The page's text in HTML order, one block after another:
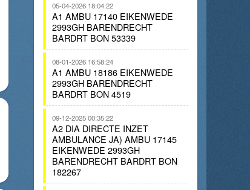
05-04-2026 18:04:22
A1 AMBU 17140 EIKENWEDE
2993GH BARENDRECHT
BARDRT BON 53339
08-01-2026 16:58:24
A1 AMBU 18186 EIKENWEDE
2993GH BARENDRECHT
BARDRT BON 4519
09-12-2025 00:35:22
A2 DIA DIRECTE INZET
AMBULANCE JA) AMBU 17145
EIKENWEDE 2993GH
BARENDRECHT BARDRT BON
182267